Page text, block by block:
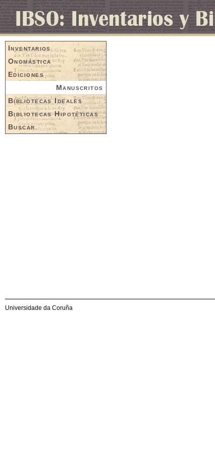
Inventarios
Onomástica
Ediciones
Manuscritos
Bibliotecas Ideales
Bibliotecas Hipotéticas
Buscar
Universidade da Coruña